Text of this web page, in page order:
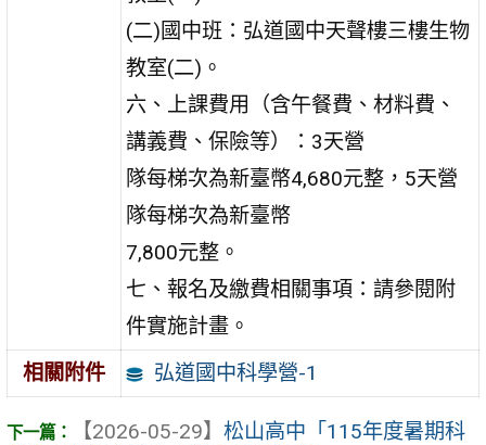
(二)國中班：弘道國中天聲樓三樓生物
教室(二)。
六、上課費用（含午餐費、材料費、
講義費、保險等）：3天營
隊每梯次為新臺幣4,680元整，5天營
隊每梯次為新臺幣
7,800元整。
七、報名及繳費相關事項：請參閱附
件實施計畫。
相關附件
弘道國中科學營-1
【2026-05-29】 松山高中「115年度暑期科